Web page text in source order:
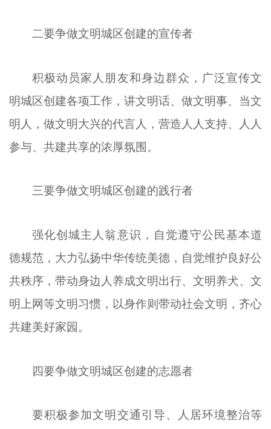
二要争做文明城区创建的宣传者
积极动员家人朋友和身边群众，广泛宣传文
明城区创建各项工作，讲文明话、做文明事、当文
明人，做文明大兴的代言人，营造人人支持、人人
参与、共建共享的浓厚氛围。
三要争做文明城区创建的践行者
强化创城主人翁意识，自觉遵守公民基本道
德规范，大力弘扬中华传统美德，自觉维护良好公
共秩序，带动身边人养成文明出行、文明养犬、文
明上网等文明习惯，以身作则带动社会文明，齐心
共建美好家园。
四要争做文明城区创建的志愿者
要积极参加文明交通引导、人居环境整治等